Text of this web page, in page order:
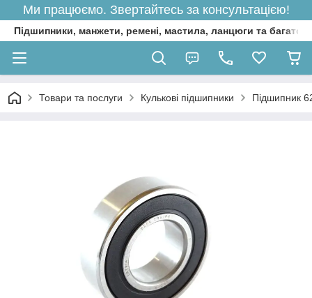
Ми працюємо. Звертайтесь за консультацією!
Підшипники, манжети, ремені, мастила, ланцюги та багато
Товари та послуги Кулькові підшипники Підшипник